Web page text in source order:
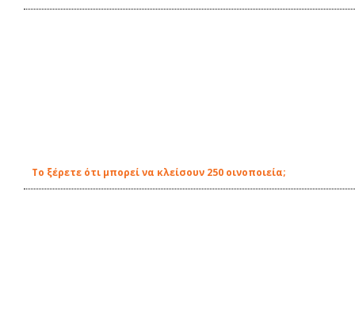
Το ξέρετε ότι μπορεί να κλείσουν 250 οινοποιεία;